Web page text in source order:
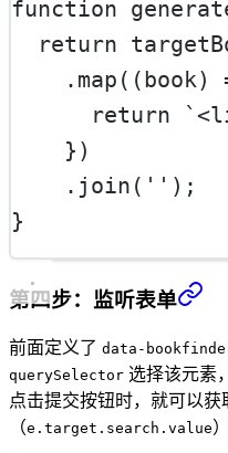
function
return
    .
map (( book)
return
    })
    .
join ( '' );
}
第四步：监听表单
前面定义了 data-
querySelector 选择该元素
点击提交按钮时，就可以获
（e.target.search.value